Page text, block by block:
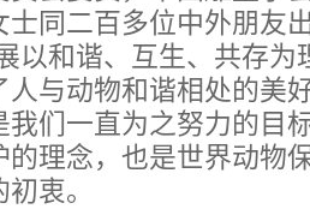
同二百多位中外朋友
以和谐、互生、共存
人与动物和谐相处的美
我们一直为之努力的目
的理念，也是世界动物
衷。